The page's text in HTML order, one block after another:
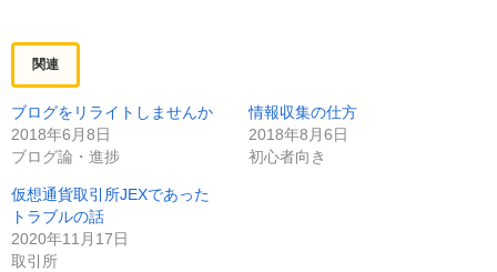
関連
ブログをリライトしませんか
2018年6月8日
ブログ論・進捗
情報収集の仕方
2018年8月6日
初心者向き
仮想通貨取引所JEXであった
トラブルの話
2020年11月17日
取引所